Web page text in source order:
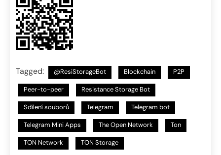
Tagged: @ResiStorageBot Blockchain P2P
Peer-to-peer Resistance Storage Bot
Sdílení souborů Telegram Telegram bot
Telegram Mini Apps The Open Network Ton
TON Network TON Storage